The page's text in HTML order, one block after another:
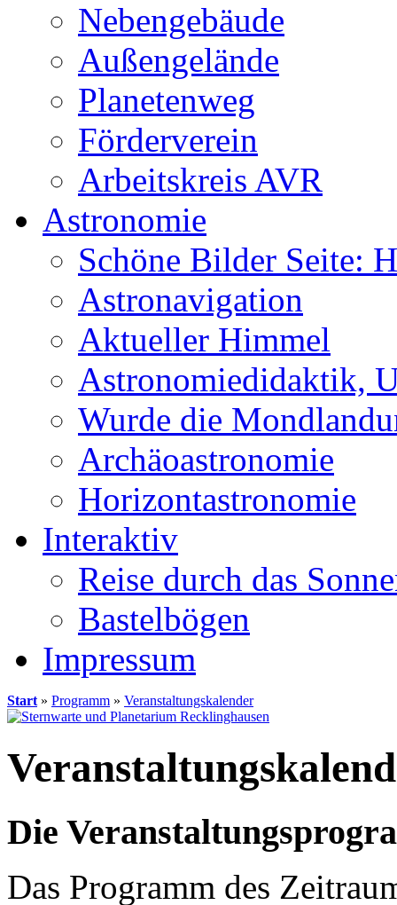
Nebengebäude
Außengelände
Planetenweg
Förderverein
Arbeitskreis AVR
Astronomie
Schöne Bilder Seite:
Astronavigation
Aktueller Himmel
Astronomiedidaktik,
Wurde die
Archäoastronomie
Horizontastronomie
Interaktiv
Reise durch das
Bastelbögen
Impressum
Start » Programm » Veranstaltungskalender
Die
Das Programm des